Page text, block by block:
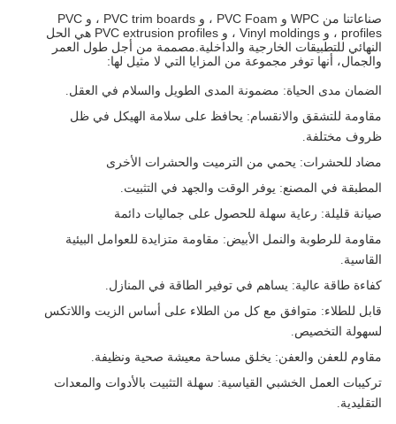
صناعاتنا من WPC و PVC Foam ، و PVC trim boards ، و PVC
profiles ، و Vinyl moldings ، و PVC extrusion profiles هي الحل
النهائي للتطبيقات الخارجية والداخلية.مصممة من أجل طول العمر
والجمال، أنها توفر مجموعة من المزايا التي لا مثيل لها:
الضمان مدى الحياة: مضمونة المدى الطويل والسلام في العقل.
مقاومة للتشقق والانقسام: يحافظ على سلامة الهيكل في ظل
ظروف مختلفة.
مضاد للحشرات: يحمي من الترميت والحشرات الأخرى
المطبقة في المصنع: يوفر الوقت والجهد في التثبيت.
صيانة قليلة: رعاية سهلة للحصول على جماليات دائمة
مقاومة للرطوبة والنمل الأبيض : مقاومة متزايدة للعوامل البيئية
القاسية.
كفاءة طاقة عالية: يساهم في توفير الطاقة في المنازل.
قابل للطلاء: متوافق مع كل من الطلاء على أساس الزيت واللاتكس
لسهولة التخصيص.
مقاوم للعفن والعفن: يخلق مساحة معيشة صحية ونظيفة.
تركيبات العمل الخشبي القياسية: سهلة التثبيت بالأدوات والمعدات
التقليدية.